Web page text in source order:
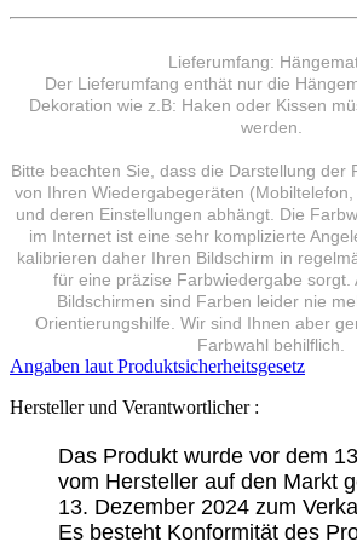
Lieferumfang:
Der Lieferumfang enthät nur die
Dekoration wie z.B: Haken oder Kissen
werden.
Bitte beachten Sie, dass die Darstellung der
von Ihren Wiedergabegeräten
und deren Einstellungen abhängt. Die
im Internet ist eine sehr komplizierte
kalibrieren daher Ihren Bildschirm in
für eine präzise Farbwiedergabe sorgt.
Bildschirmen sind Farben leider nie
Orientierungshilfe. Wir sind Ihnen aber
Farbwahl behilflich.
Angaben laut Produktsicherheitsgesetz
Hersteller und Verantwortlicher :
Das Produkt wurde vor dem
vom Hersteller auf den Markt
13. Dezember 2024 zum
Es besteht Konformität des